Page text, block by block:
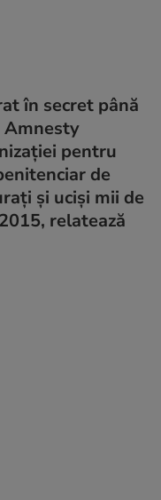
în secret până
Amnesty
pentru
de
și uciși mii de
relatează